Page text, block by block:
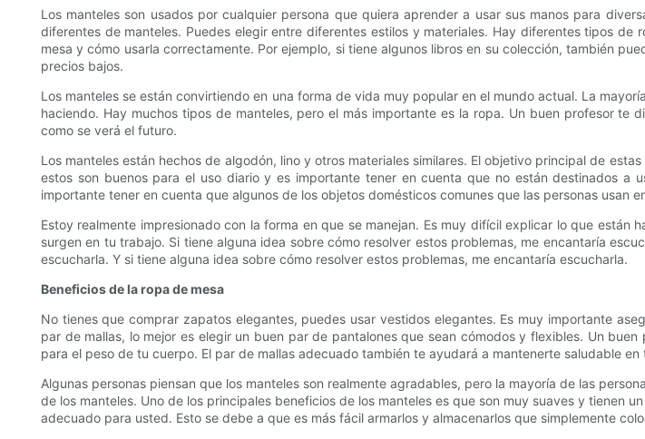
Los manteles son usados ​​por cualquier persona que quiera aprender a usar sus manos para
diferentes de manteles. Puedes elegir entre diferentes estilos y materiales. Hay diferentes tipos
mesa y cómo usarla correctamente. Por ejemplo, si tiene algunos libros en su colección, también
precios bajos.
Los manteles se están convirtiendo en una forma de vida muy popular en el mundo actual. La
haciendo. Hay muchos tipos de manteles, pero el más importante es la ropa. Un buen profesor
como se verá el futuro.
Los manteles están hechos de algodón, lino y otros materiales similares. El objetivo principal de
estos son buenos para el uso diario y es importante tener en cuenta que no están destinados a
importante tener en cuenta que algunos de los objetos domésticos comunes que las personas usan
Estoy realmente impresionado con la forma en que se manejan. Es muy difícil explicar lo que
surgen en tu trabajo. Si tiene alguna idea sobre cómo resolver estos problemas, me encantaría
escucharla. Y si tiene alguna idea sobre cómo resolver estos problemas, me encantaría escucharla.
Beneficios de la ropa de mesa
No tienes que comprar zapatos elegantes, puedes usar vestidos elegantes. Es muy importante
par de mallas, lo mejor es elegir un buen par de pantalones que sean cómodos y flexibles. Un
para el peso de tu cuerpo. El par de mallas adecuado también te ayudará a mantenerte saludable en
Algunas personas piensan que los manteles son realmente agradables, pero la mayoría de las
de los manteles. Uno de los principales beneficios de los manteles es que son muy suaves y tienen
adecuado para usted. Esto se debe a que es más fácil armarlos y almacenarlos que simplemente